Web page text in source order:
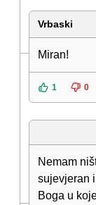
Vrbaski
Miran!
1 0
Nemam
sujevjeran
Boga u